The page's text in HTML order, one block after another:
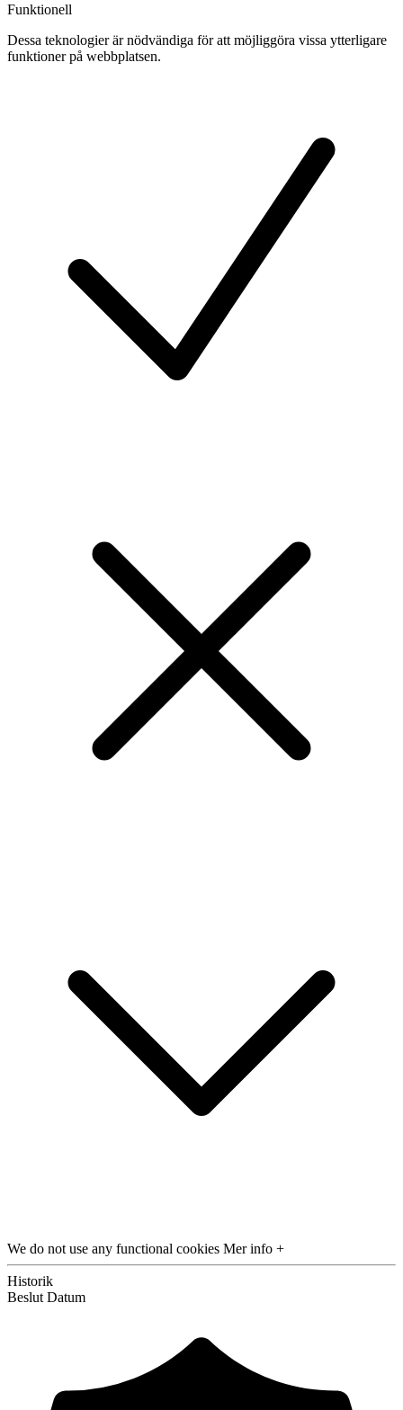
Funktionell
Dessa teknologier är nödvändiga för att möjliggöra vissa ytterligare
funktioner på webbplatsen.
We do not use any functional cookies Mer info +
Historik
Beslut Datum